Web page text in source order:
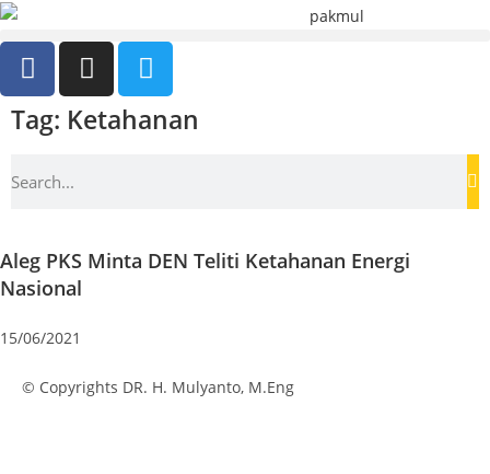
Tag: Ketahanan
Aleg PKS Minta DEN Teliti Ketahanan Energi
Nasional
15/06/2021
© Copyrights DR. H. Mulyanto, M.Eng